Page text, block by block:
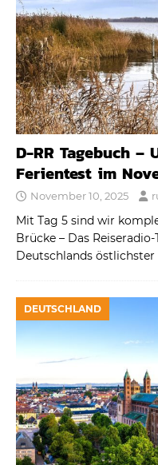
D-RR Tagebuch –
Ferientest im
November 10, 2025
Mit Tag 5 sind wir
Brücke – Das
Deutschlands östlichster
DEUTSCHLAND